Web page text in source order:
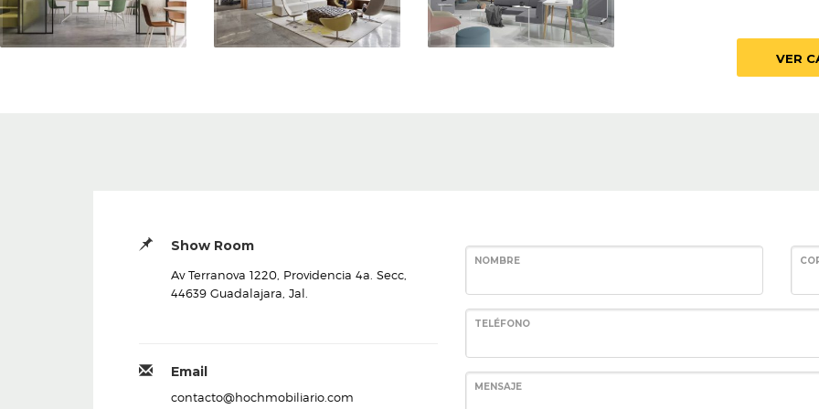
VER
Show Room
Av Terranova 1220, Providencia 4a. Secc,
44639 Guadalajara, Jal.
Email
contacto@hochmobiliario.com
NOMBRE
TELÉFONO
MENSAJE